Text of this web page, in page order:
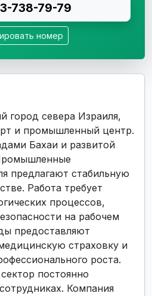
738-79-79
номер
город севера Израиля,
и промышленный центр.
Бахаи и развитой
предлагают стабильную
Работа требует
процессов,
на рабочем
предоставляют
страховку и
роста.
постоянно
Компания